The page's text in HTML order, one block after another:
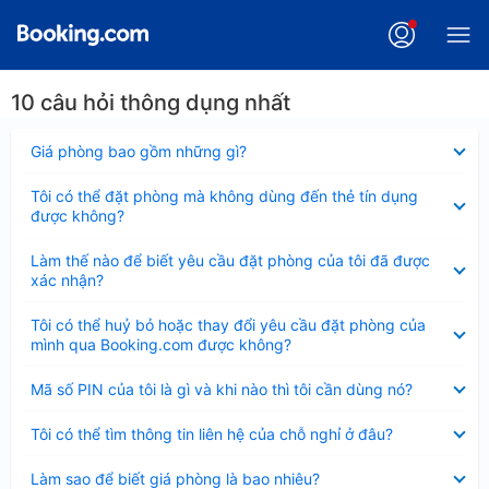
10 câu hỏi thông dụng nhất
Giá phòng bao gồm những gì?
thu
Tôi có thể đặt phòng mà không dùng đến thẻ tín dụng
được không?
thu
gọn
Làm thế nào để biết yêu cầu đặt phòng của tôi đã được
xác nhận?
thu
gọn
Tôi có thể huỷ bỏ hoặc thay đổi yêu cầu đặt phòng của
mình qua Booking.com được không?
thu
gọn
Mã số PIN của tôi là gì và khi nào thì tôi cần dùng nó?
thu
Tôi có thể tìm thông tin liên hệ của chỗ nghỉ ở đâu?
thu
Làm sao để biết giá phòng là bao nhiêu?
thu